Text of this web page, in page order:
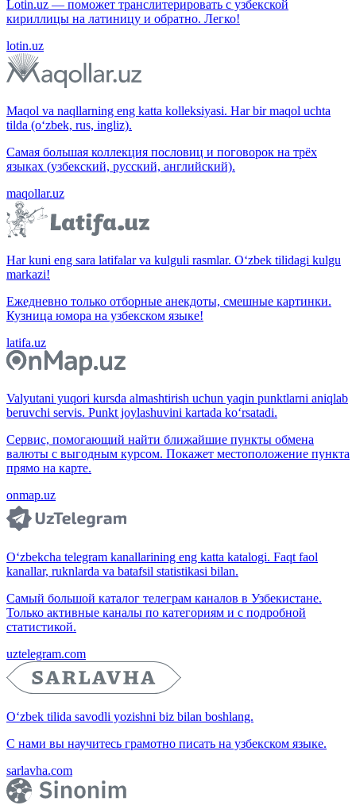
Lotin.uz — поможет транслитерировать с узбекской
кириллицы на латиницу и обратно. Легко!
lotin.uz
Maqol va naqllarning eng katta kolleksiyasi. Har bir maqol uchta
tilda (o‘zbek, rus, ingliz).
Самая большая коллекция пословиц и поговорок на трёх
языках (узбекский, русский, английский).
maqollar.uz
Har kuni eng sara latifalar va kulguli rasmlar. O‘zbek tilidagi kulgu
markazi!
Ежедневно только отборные анекдоты, смешные картинки.
Кузница юмора на узбекском языке!
latifa.uz
Valyutani yuqori kursda almashtirish uchun yaqin punktlarni aniqlab
beruvchi servis. Punkt joylashuvini kartada ko‘rsatadi.
Сервис, помогающий найти ближайшие пункты обмена
валюты с выгодным курсом. Покажет местоположение пункта
прямо на карте.
onmap.uz
O‘zbekcha telegram kanallarining eng katta katalogi. Faqt faol
kanallar, ruknlarda va batafsil statistikasi bilan.
Самый большой каталог телеграм каналов в Узбекистане.
Только активные каналы по категориям и с подробной
статистикой.
uztelegram.com
O‘zbek tilida savodli yozishni biz bilan boshlang.
С нами вы научитесь грамотно писать на узбекском языке.
sarlavha.com